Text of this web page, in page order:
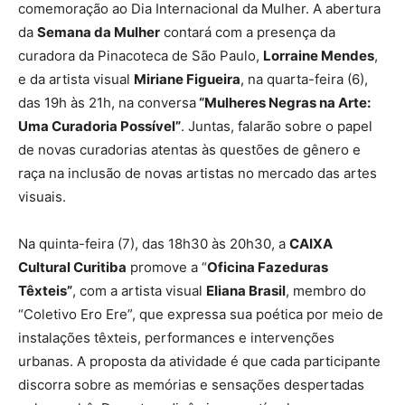
comemoração ao Dia Internacional da Mulher. A abertura
da Semana da Mulher contará com a presença da
curadora da Pinacoteca de São Paulo, Lorraine Mendes,
e da artista visual Miriane Figueira, na quarta-feira (6),
das 19h às 21h, na conversa“Mulheres Negras na Arte:
Uma Curadoria Possível”. Juntas, falarão sobre o papel
de novas curadorias atentas às questões de gênero e
raça na inclusão de novas artistas no mercado das artes
visuais.
Na quinta-feira (7), das 18h30 às 20h30, a CAIXA
Cultural Curitiba promove a “Oficina Fazeduras
Têxteis”, com a artista visual Eliana Brasil, membro do
“Coletivo Ero Ere”, que expressa sua poética por meio de
instalações têxteis, performances e intervenções
urbanas. A proposta da atividade é que cada participante
discorra sobre as memórias e sensações despertadas